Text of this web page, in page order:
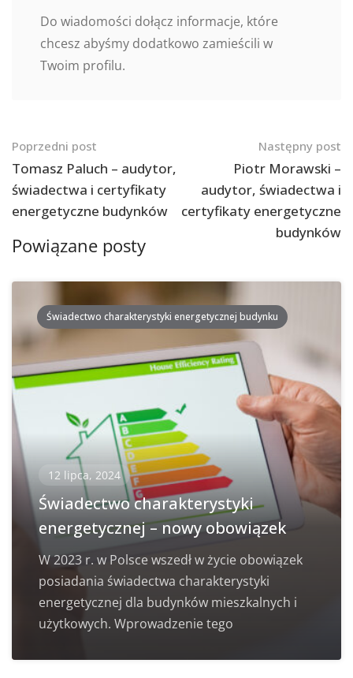
Do wiadomości dołącz informacje, które
chcesz abyśmy dodatkowo zamieścili w
Twoim profilu.
Nawigacja
po
postach
Poprzedni post
Tomasz Paluch – audytor,
świadectwa i certyfikaty
energetyczne budynków
Następny post
Piotr Morawski –
audytor, świadectwa i
certyfikaty energetyczne
budynków
Powiązane posty
Świadectwo charakterystyki energetycznej budynku
12 lipca, 2024
Świadectwo charakterystyki
energetycznej – nowy obowiązek
W 2023 r. w Polsce wszedł w życie obowiązek
posiadania świadectwa charakterystyki
energetycznej dla budynków mieszkalnych i
użytkowych. Wprowadzenie tego